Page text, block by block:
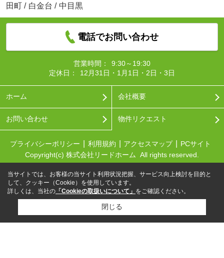
田町 / 白金台 / 中目黒
電話でお問い合わせ
営業時間：
9:30～19:30
定休日：
12月31日・1月1日・2日・3日
ホーム 会社概要
お問い合わせ 物件リクエスト
プライバシーポリシー 利用規約 アクセスマップ
PCサイト
Copyright(c) 株式会社リードホーム All rights reserved.
当サイトでは、お客様の当サイト利用状況把握、サービス向上検討を目的と
して、クッキー（Cookie）を使用しています。
詳しくは、当社の 「Cookieの取扱いについて」 をご確認ください。
閉じる